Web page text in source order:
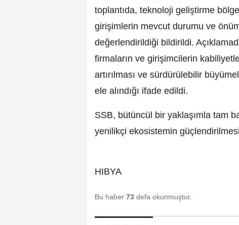
toplantıda, teknoloji geliştirme
girişimlerin mevcut durumu ve
değerlendirildiği bildirildi.
firmaların ve girişimcilerin
artırılması ve sürdürülebilir
ele alındığı ifade edildi.
SSB, bütüncül bir yaklaşımla tam
yenilikçi ekosistemin
HIBYA
Bu haber 73 defa okunmuştur.